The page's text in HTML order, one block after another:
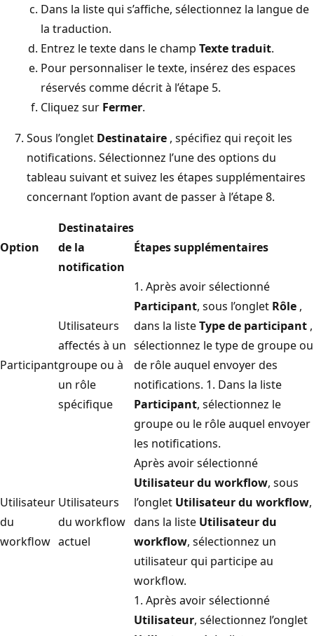
Dans la liste qui s’affiche, sélectionnez la langue de
la traduction.
Entrez le texte dans le champ Texte traduit.
Pour personnaliser le texte, insérez des espaces
réservés comme décrit à l’étape 5.
Cliquez sur Fermer.
Sous l’onglet Destinataire , spécifiez qui reçoit les
notifications. Sélectionnez l’une des options du
tableau suivant et suivez les étapes supplémentaires
concernant l’option avant de passer à l’étape 8.
Option
Destinataires
de la
notification
Étapes supplémentaires
Participant
Utilisateurs
affectés à un
groupe ou à
un rôle
spécifique
1. Après avoir sélectionné
Participant, sous l’onglet Rôle ,
dans la listeType de participant ,
sélectionnez le type de groupe ou
de rôle auquel envoyer des
notifications. 1. Dans la liste
Participant, sélectionnez le
groupe ou le rôle auquel envoyer
les notifications.
Utilisateur
du
workflow
Utilisateurs
du workflow
actuel
Après avoir sélectionné
Utilisateur du workflow, sous
l’onglet Utilisateur du workflow,
dans la liste Utilisateur du
workflow, sélectionnez un
utilisateur qui participe au
workflow.
1. Après avoir sélectionné
Utilisateur, sélectionnez l’onglet